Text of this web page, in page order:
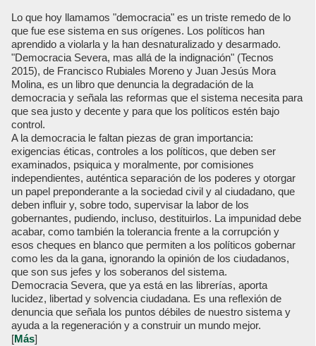
Lo que hoy llamamos "democracia" es un triste remedo de lo
que fue ese sistema en sus orígenes. Los políticos han
aprendido a violarla y la han desnaturalizado y desarmado.
"Democracia Severa, mas allá de la indignación" (Tecnos
2015), de Francisco Rubiales Moreno y Juan Jesús Mora
Molina, es un libro que denuncia la degradación de la
democracia y señala las reformas que el sistema necesita para
que sea justo y decente y para que los políticos estén bajo
control.
A la democracia le faltan piezas de gran importancia:
exigencias éticas, controles a los políticos, que deben ser
examinados, psiquica y moralmente, por comisiones
independientes, auténtica separación de los poderes y otorgar
un papel preponderante a la sociedad civil y al ciudadano, que
deben influir y, sobre todo, supervisar la labor de los
gobernantes, pudiendo, incluso, destituirlos. La impunidad debe
acabar, como también la tolerancia frente a la corrupción y
esos cheques en blanco que permiten a los políticos gobernar
como les da la gana, ignorando la opinión de los ciudadanos,
que son sus jefes y los soberanos del sistema.
Democracia Severa, que ya está en las librerías, aporta
lucidez, libertad y solvencia ciudadana. Es una reflexión de
denuncia que señala los puntos débiles de nuestro sistema y
ayuda a la regeneración y a construir un mundo mejor.
[Más]